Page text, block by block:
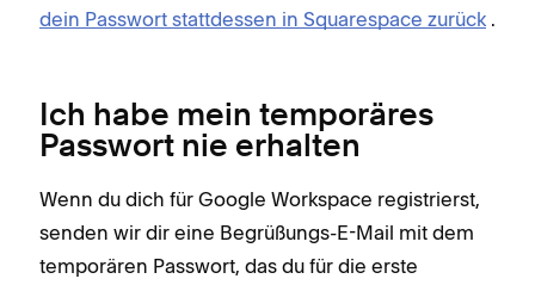
dein Passwort stattdessen in Squarespace zurück .
Ich habe mein temporäres
Passwort nie erhalten
Wenn du dich für Google Workspace registrierst,
senden wir dir eine Begrüßungs-E-Mail mit dem
temporären Passwort, das du für die erste